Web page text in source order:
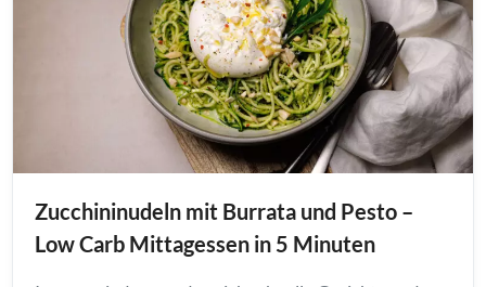
Zucchininudeln mit Burrata und Pesto –
Low Carb Mittagessen in 5 Minuten